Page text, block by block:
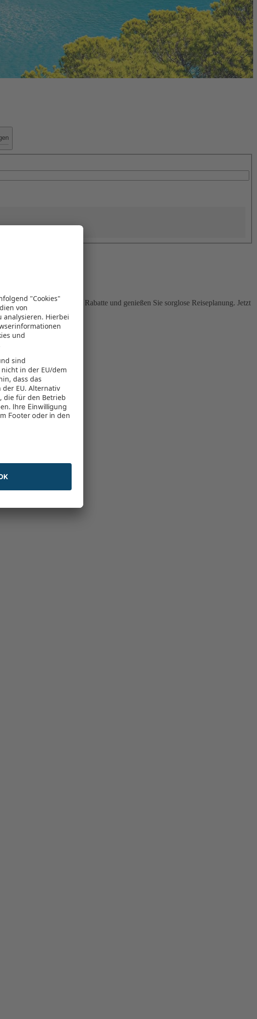
Nutzen Sie attraktive Rabatte und genießen Sie sorglose Reiseplanung. Jetzt